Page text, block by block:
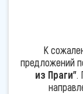
К
предложений
из Праги".